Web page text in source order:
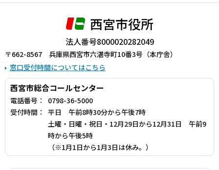
西宮市役所
法人番号8000020282049
〒662-8567 兵庫県西宮市六湛寺町10番3号（本庁舎）
窓口受付時間についてはこちら
西宮市総合コールセンター
電話番号：
0798-36-5000
受付時間：
平日 午前8時30分から午後7時
土曜・日曜・祝日・12月29日から12月31日 午前9
時から午後5時
（※1月1日から1月3日は休み。）